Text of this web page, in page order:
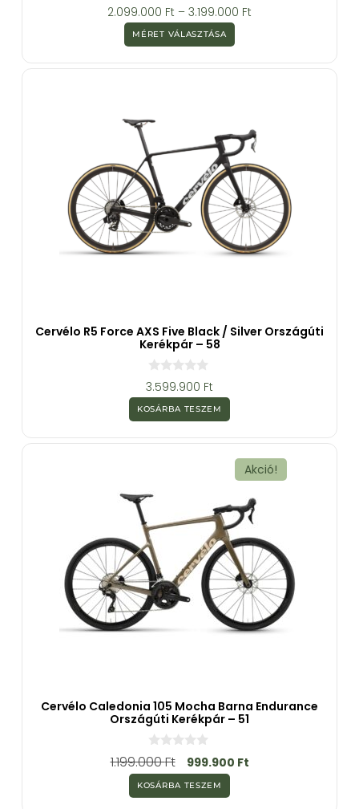
0
a
z
5
b
2.099.000 Ft – 3.199.000 Ft
MÉRET VÁLASZTÁSA
Cervélo R5 Force AXS Five Black / Silver Országúti
Kerékpár – 58
0
a
z
5
b
3.599.900 Ft
KOSÁRBA TESZEM
Akció!
Cervélo Caledonia 105 Mocha Barna Endurance
Országúti Kerékpár – 51
0
a
5
-
1.199.000Ft 999.900 Ft
KOSÁRBA TESZEM